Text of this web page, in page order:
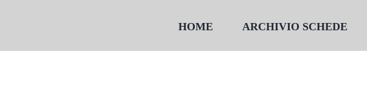
HOME ARCHIVIO SCHEDE